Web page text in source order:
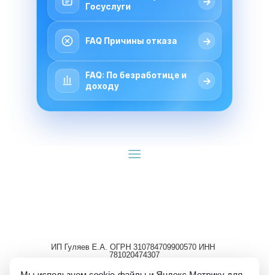
Госуслуги
FAQ Причины отказа →
FAQ: По безработице и
доходу
→
ИП Гуляев Е.А. ОГРН 310784709900570 ИНН
781020474307